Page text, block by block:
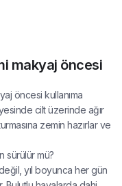
makyaj öncesi
öncesi kullanıma
cilt üzerinde ağır
zemin hazırlar ve
sürülür mü?
yıl boyunca her gün